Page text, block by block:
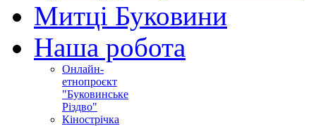
Митці Буковини
Наша робота
Онлайн-
етнопроєкт
"Буковинське
Різдво"
Кінострічка